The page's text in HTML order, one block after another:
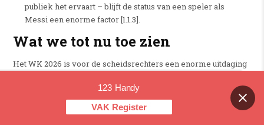
publiek het ervaart – blijft de status van een speler als
Messi een enorme factor [1.1.3].
Wat we tot nu toe zien
Het WK 2026 is voor de scheidsrechters een enorme uitdaging
inworpen en blessures (binnen 10 seconden weg, 5
123 Handy
VAK Register
OPEN